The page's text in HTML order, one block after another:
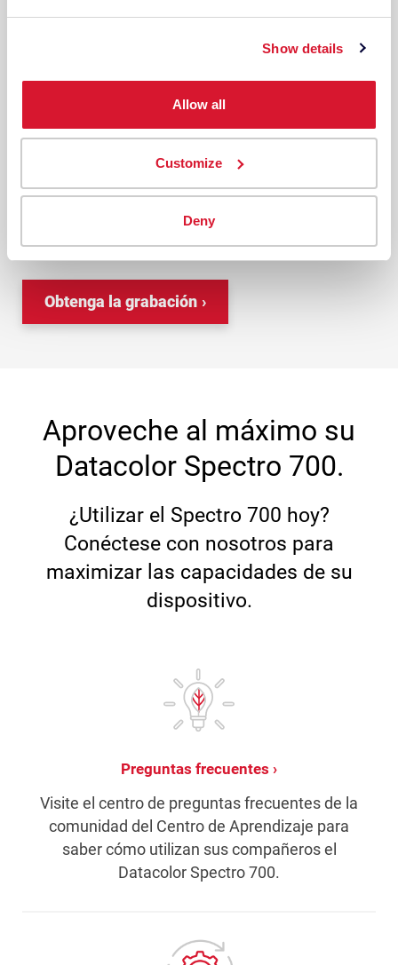
Show details
Allow all
Customize
Deny
SEMINARIO WEB DESTACADO
Datacolor Spectro 700
Descubra todo lo que hay que saber
sobre Datacolor Spectro 700 en
nuestra serie de seminarios web.
Obtenga la grabación
Aproveche al máximo su
Datacolor Spectro 700.
¿Utilizar el Spectro 700 hoy?
Conéctese con nosotros para
maximizar las capacidades de su
dispositivo.
Preguntas frecuentes
Visite el centro de preguntas frecuentes de la
comunidad del Centro de Aprendizaje para
saber cómo utilizan sus compañeros el
Datacolor Spectro 700.